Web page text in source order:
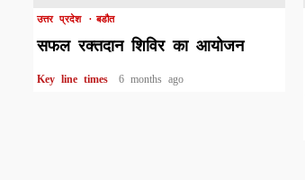
उत्तर प्रदेश बडौत
सफल रक्तदान शिविर का आयोजन
Key line times 6 months ago